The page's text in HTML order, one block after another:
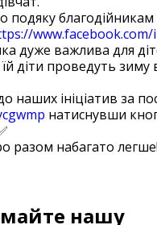
благодійникам
дуже важлива для
діти проведуть зиму
наших ініціатив за
натиснувши
разом набагато легше!
нашу